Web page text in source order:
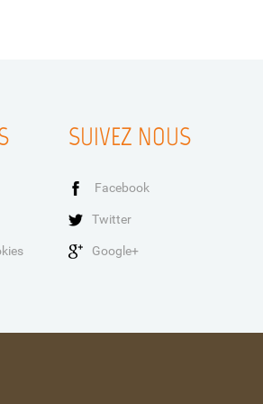
SUIVEZ NOUS
Facebook
Twitter
Google+